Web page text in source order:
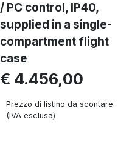
/ PC control, IP40,
supplied in a single-
compartment flight
case
€ 4.456,00
Prezzo di listino da scontare
(IVA esclusa)